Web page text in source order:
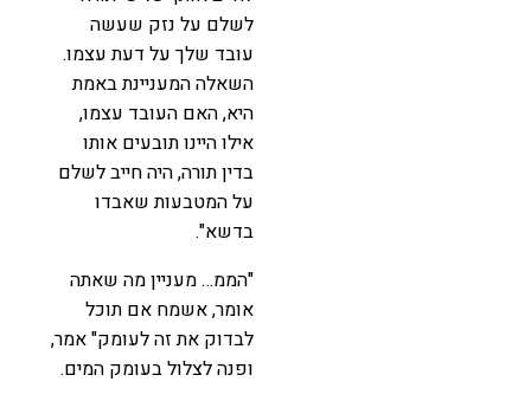
לשלם על נזק שעשה
עובד שלך על דעת עצמו.
השאלה המעניינת באמת
היא, האם העובד עצמו,
אילו היינו תובעים אותו
בדין תורה, היה חייב לשלם
על המטבעות שאבדו
בדשא".
"הממ… מעניין מה שאתה
אומר, אשמח אם תוכל
לבדוק את זה לעומק" אמר,
ופנה לצלול בעומק המים.